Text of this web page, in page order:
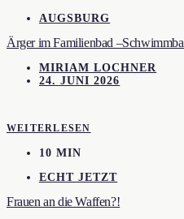
AUGSBURG
Ärger im Familienbad
MIRIAM LOCHNER
24. JUNI 2026
WEITERLESEN
10 MIN
ECHT JETZT
Frauen an die Waffen?!